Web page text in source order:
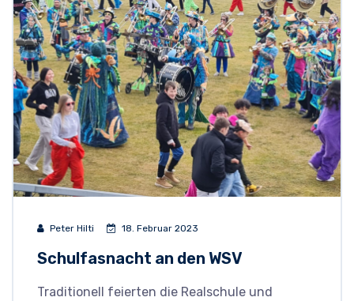
Peter Hilti 18. Februar 2023
Schulfasnacht an den WSV
Traditionell feierten die Realschule und